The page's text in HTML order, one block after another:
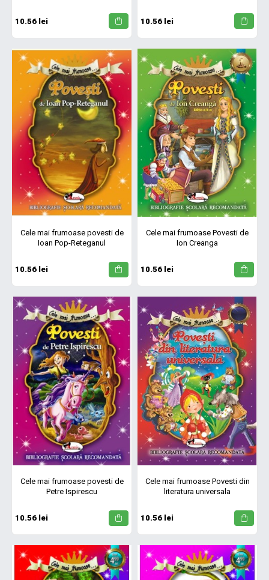
10.56 lei 10.56 lei
Cele mai frumoase povesti de
Ioan Pop-Reteganul
10.56 lei
Cele mai frumoase Povesti de
Ion Creanga
10.56 lei
Cele mai frumoase povesti de
Petre Ispirescu
10.56 lei
Cele mai frumoase Povesti din
literatura universala
10.56 lei